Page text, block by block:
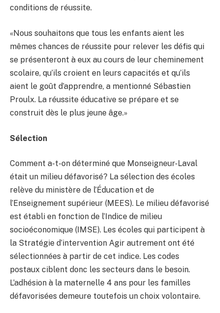
conditions de réussite.
«Nous souhaitons que tous les enfants aient les
mêmes chances de réussite pour relever les défis qui
se présenteront à eux au cours de leur cheminement
scolaire, qu’ils croient en leurs capacités et qu’ils
aient le goût d’apprendre, a mentionné Sébastien
Proulx. La réussite éducative se prépare et se
construit dès le plus jeune âge.»
Sélection
Comment a-t-on déterminé que Monseigneur-Laval
était un milieu défavorisé? La sélection des écoles
relève du ministère de l’Éducation et de
l’Enseignement supérieur (MEES). Le milieu défavorisé
est établi en fonction de l’Indice de milieu
socioéconomique (IMSE). Les écoles qui participent à
la Stratégie d’intervention Agir autrement ont été
sélectionnées à partir de cet indice. Les codes
postaux ciblent donc les secteurs dans le besoin.
L’adhésion à la maternelle 4 ans pour les familles
défavorisées demeure toutefois un choix volontaire.